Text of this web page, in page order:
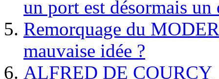
un port est désormais un
Remorquage du
mauvaise idée ?
ALFRED DE COURCY